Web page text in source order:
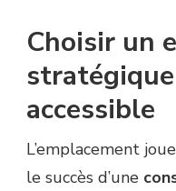
Choisir un
accessible
L’emplacement
le succès d’une